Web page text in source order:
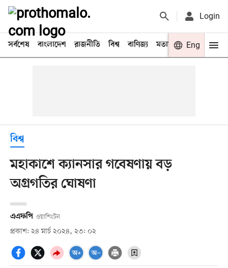
Login
সর্বশেষ বাংলাদেশ রাজনীতি বিশ্ব বাণিজ্য মতামত খেলা
Eng
বিশ্ব
মহাকাশে ক্যানসার গবেষণায় বড়
অগ্রগতির ঘোষণা
এএফপি ওয়াশিংটন
প্রকাশ: ২৪ মার্চ ২০২৪, ২৩: ০২